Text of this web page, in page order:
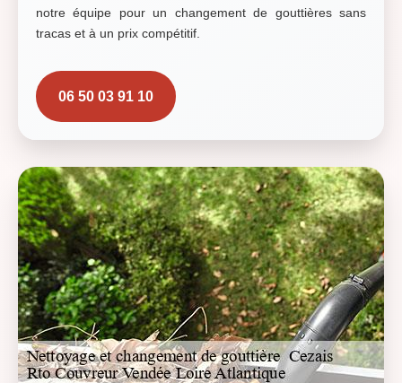
notre équipe pour un changement de gouttières sans
tracas et à un prix compétitif.
06 50 03 91 10